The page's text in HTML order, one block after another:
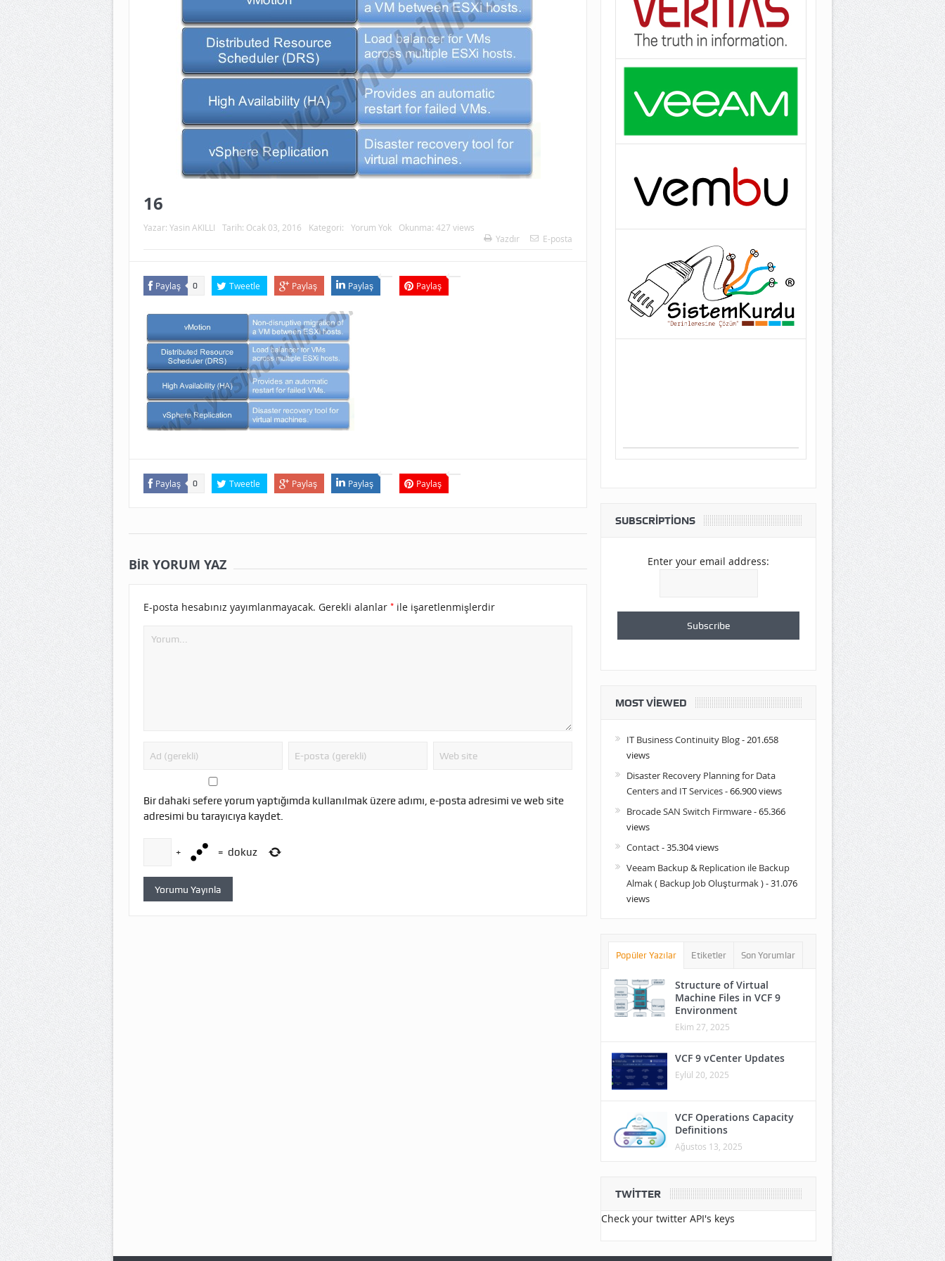
16
Yazar: Yasin AKILLI Tarih: Ocak 03, 2016 Kategori: Yorum Yok
Okunma: 427 views
Yazdır
E-posta
Paylaş 0 Tweetle Paylaş Paylaş Paylaş
Paylaş 0 Tweetle Paylaş Paylaş Paylaş
BIR YORUM YAZ
E-posta hesabınız yayımlanmayacak. Gerekli alanlar * ile işaretlenmişlerdir
Bir dahaki sefere yorum yaptığımda kullanılmak üzere adımı, e-posta adresimi ve web site
adresimi bu tarayıcıya kaydet.
+ = dokuz
SUBSCRIPTIONS
Enter your email address:
MOST VIEWED
IT Business Continuity Blog- 201.658
views
Disaster Recovery Planning for Data
Centers and IT Services- 66.900 views
Brocade SAN Switch Firmware- 65.366
views
Contact- 35.304 views
Veeam Backup & Replication ile Backup
Almak ( Backup Job Oluşturmak )- 31.076
views
Popüler Yazılar Etiketler Son Yorumlar
Structure of Virtual
Machine Files in VCF 9
Environment
Ekim 27, 2025
VCF 9 vCenter Updates
Eylül 20, 2025
VCF Operations Capacity
Definitions
Ağustos 13, 2025
TWITTER
Check your twitter API's keys